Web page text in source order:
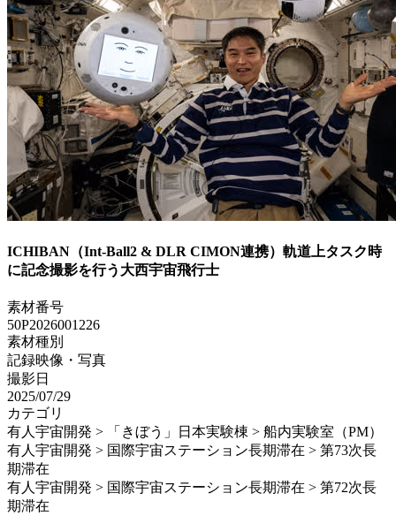
ICHIBAN（Int-Ball2 & DLR CIMON連携）軌道上タスク時
に記念撮影を行う大西宇宙飛行士
素材番号
50P2026001226
素材種別
記録映像・写真
撮影日
2025/07/29
カテゴリ
有人宇宙開発 > 「きぼう」日本実験棟 > 船内実験室（PM）
有人宇宙開発 > 国際宇宙ステーション長期滞在 > 第73次長
期滞在
有人宇宙開発 > 国際宇宙ステーション長期滞在 > 第72次長
期滞在